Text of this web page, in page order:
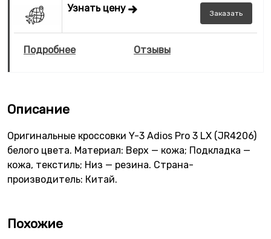
Узнать цену Заказать
Подробнее Отзывы
Описание
Оригинальные кроссовки Y-3 Adios Pro 3 LX (JR4206)
белого цвета. Материал: Верх — кожа; Подкладка —
кожа, текстиль; Низ — резина. Страна-
производитель: Китай.
Похожие